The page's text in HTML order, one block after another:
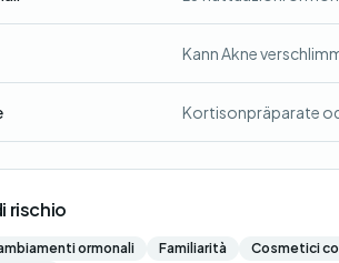
Kann Akne
Kortisonpräparate
rischio
ormonali Familiarità Cosmetici